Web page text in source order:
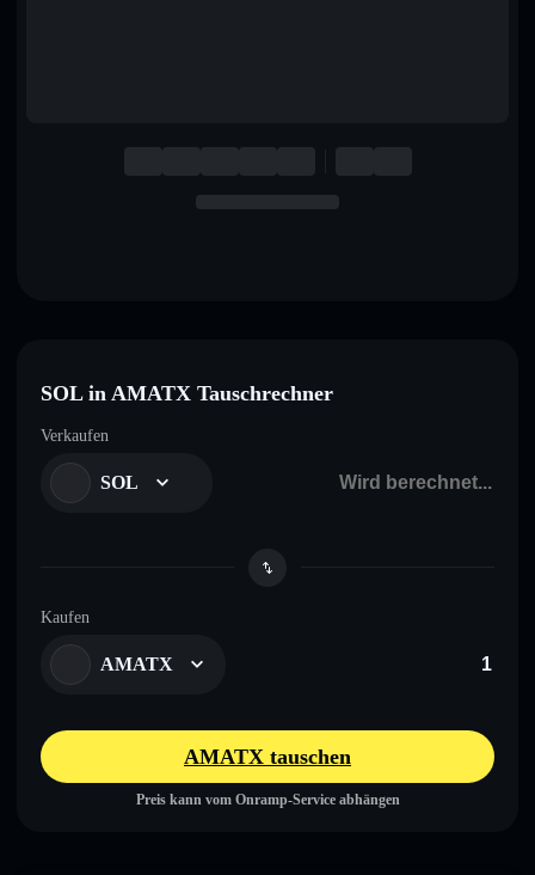
SOL in AMATX Tauschrechner
Verkaufen
SOL
Kaufen
AMATX
AMATX tauschen
Preis kann vom Onramp-Service abhängen